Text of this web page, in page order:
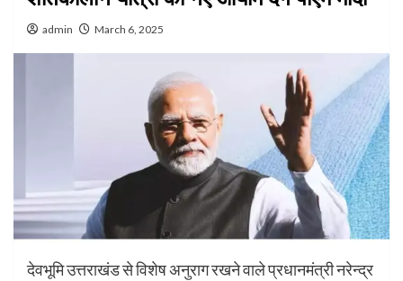
admin March 6, 2025
देवभूमि उत्तराखंड से विशेष अनुराग रखने वाले प्रधानमंत्री नरेन्द्र